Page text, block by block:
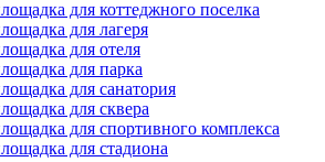
для коттеджного поселка
для лагеря
для отеля
для парка
для санатория
для сквера
для спортивного комплекса
для стадиона